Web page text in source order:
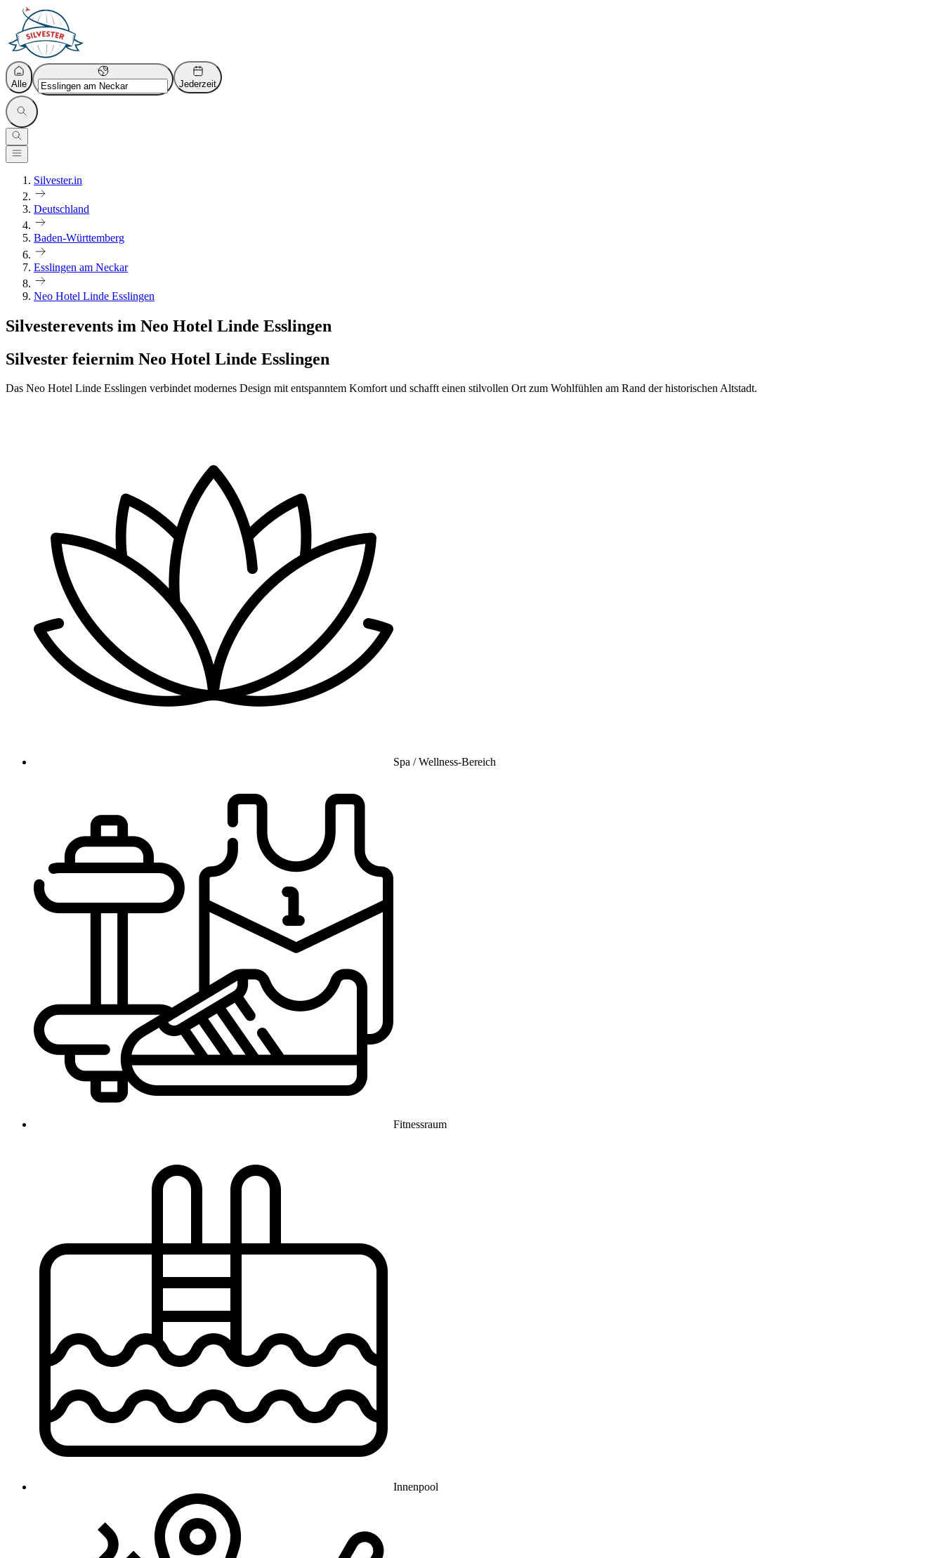
Alle Jederzeit
Silvester.in
Deutschland
Baden-Württemberg
Esslingen am Neckar
Neo Hotel Linde Esslingen
Silvesterevents im Neo Hotel Linde Esslingen
Silvester feiernim Neo Hotel Linde Esslingen
Das Neo Hotel Linde Esslingen verbindet modernes Design mit entspanntem Komfort und schafft einen stilvollen Ort zum Wohlfühlen am Rand der historischen Altstadt.
Spa / Wellness-Bereich
Fitnessraum
Innenpool